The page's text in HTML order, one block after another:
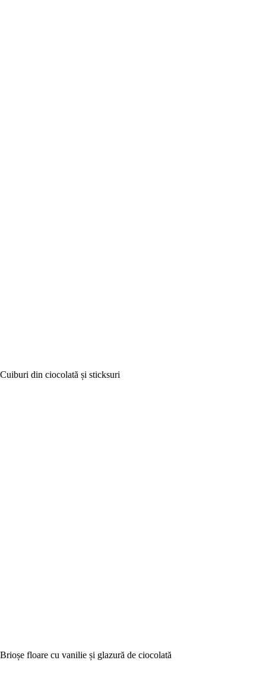
Cuiburi din ciocolată și sticksuri
Brioșe floare cu vanilie și glazură de ciocolată